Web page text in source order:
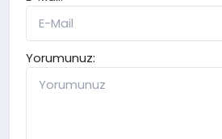
Yorumunuz: